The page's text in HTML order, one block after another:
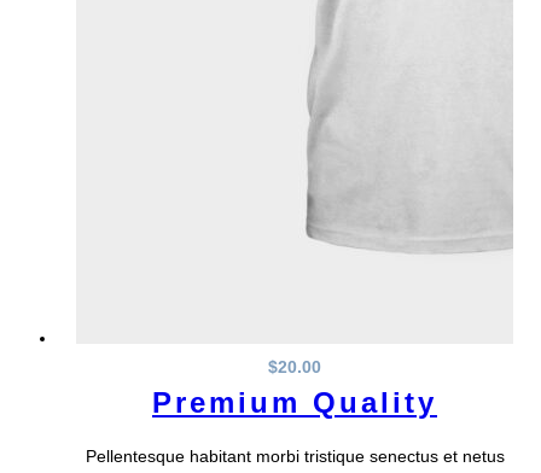
$20.00
Premium Quality
Pellentesque habitant morbi tristique senectus et netus